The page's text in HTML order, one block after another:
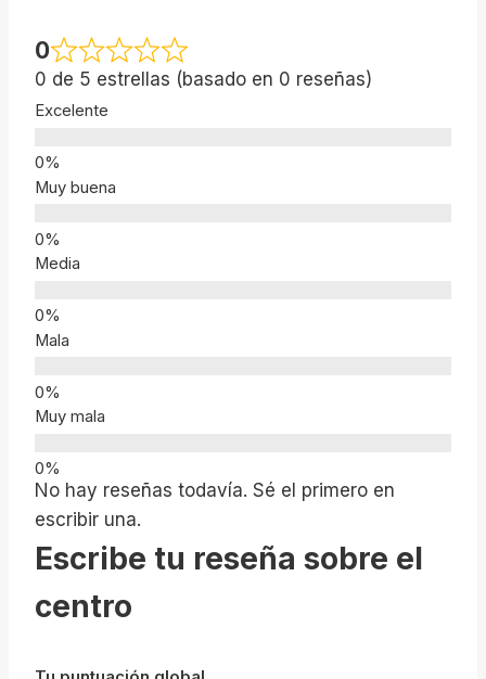
0
0 de 5 estrellas (basado en 0 reseñas)
Excelente
Muy buena
Media
Mala
Muy mala
No hay reseñas todavía. Sé el primero en
escribir una.
Escribe tu reseña sobre el
centro